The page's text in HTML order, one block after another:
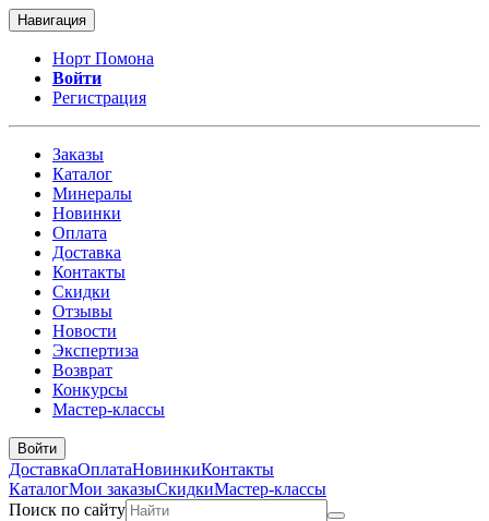
Навигация
Норт Помона
Войти
Регистрация
Заказы
Каталог
Минералы
Новинки
Оплата
Доставка
Контакты
Скидки
Отзывы
Новости
Экспертиза
Возврат
Конкурсы
Мастер-классы
Войти
ДоставкаОплатаНовинкиКонтакты
КаталогМои заказыСкидкиМастер-классы
Поиск по сайту